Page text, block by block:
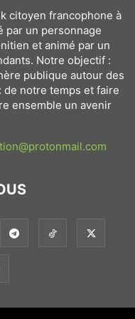
citoyen francophone à
par un personnage
et animé par un
Notre objectif :
publique autour des
de notre temps et faire
ensemble un avenir